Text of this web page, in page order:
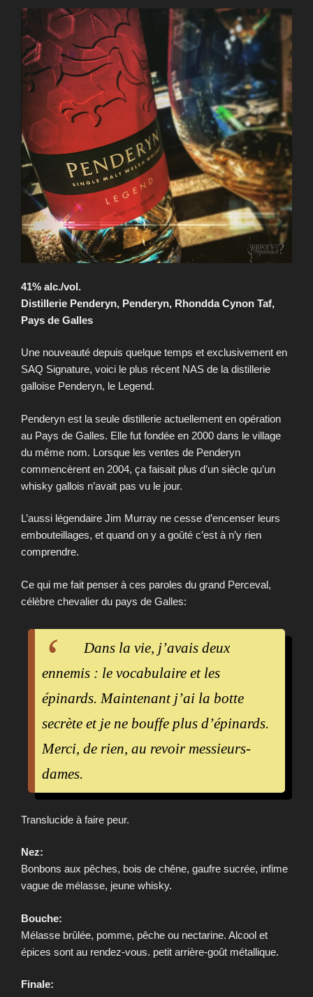
41% alc./vol.
Distillerie Penderyn, Penderyn, Rhondda Cynon Taf,
Pays de Galles
Une nouveauté depuis quelque temps et exclusivement en
SAQ Signature, voici le plus récent NAS de la distillerie
galloise Penderyn, le Legend.
Penderyn est la seule distillerie actuellement en opération
au Pays de Galles. Elle fut fondée en 2000 dans le village
du même nom. Lorsque les ventes de Penderyn
commencèrent en 2004, ça faisait plus d’un siècle qu’un
whisky gallois n’avait pas vu le jour.
L’aussi légendaire Jim Murray ne cesse d’encenser leurs
embouteillages, et quand on y a goûté c’est à n’y rien
comprendre.
Ce qui me fait penser à ces paroles du grand Perceval,
célèbre chevalier du pays de Galles:
Dans la vie, j’avais deux
ennemis : le vocabulaire et les
épinards. Maintenant j’ai la botte
secrète et je ne bouffe plus d’épinards.
Merci, de rien, au revoir messieurs-
dames.
Translucide à faire peur.
Nez:
Bonbons aux pêches, bois de chêne, gaufre sucrée, infime
vague de mélasse, jeune whisky.
Bouche:
Mélasse brûlée, pomme, pêche ou nectarine. Alcool et
épices sont au rendez-vous. petit arrière-goût métallique.
Finale: